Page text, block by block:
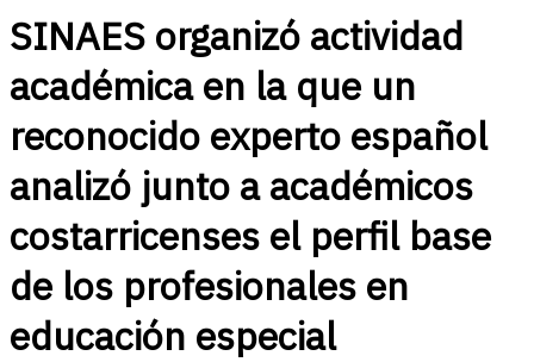
SINAES organizó actividad
académica en la que un
reconocido experto español
analizó junto a académicos
costarricenses el perfil base
de los profesionales en
educación especial